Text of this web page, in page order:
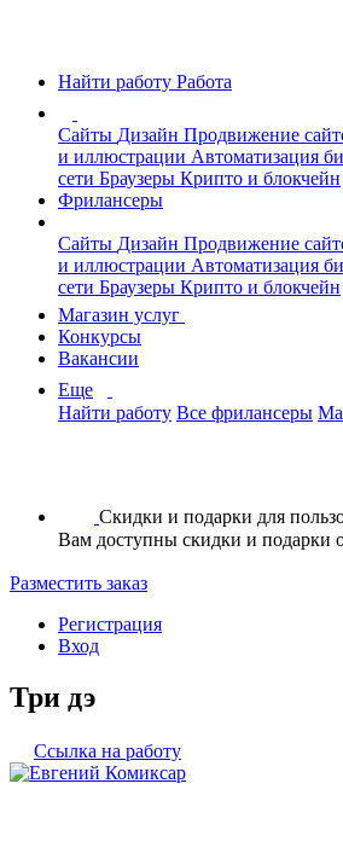
Найти работу Работа
Сайты Дизайн Продвижение
и иллюстрации Автоматизация
сети Браузеры Крипто и блокчейн
Фрилансеры
Сайты Дизайн Продвижение
и иллюстрации Автоматизация
сети Браузеры Крипто и блокчейн
Магазин услуг
Конкурсы
Вакансии
Еще
Найти работу Все фрилансеры
Скидки и подарки для
Вам доступны скидки и подарки
Разместить заказ
Регистрация
Вход
Три дэ
Ссылка на работу